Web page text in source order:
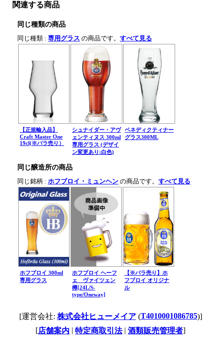
関連する商品
同じ種類の商品
同じ種類 : 専用グラス の商品です。 すべて見る
【正規輸入品】
Craft Master One
19cl(※バラ売り）
シュナイダー・アヴ
ェンティヌス 300ml
専用グラス (デザイ
ン変更あり:白色)
ベネディクティナー
グラス300ML
同じ醸造所の商品
同じ銘柄 : ホフブロイ・ミュンヘン の商品です。 すべて見る
ホフブロイ 300ml
専用グラス
ホフブロイ ヘーフ
ェ ヴァイツェン
樽[24L/S-
type/Oneway]
【※バラ売り】ホ
フブロイ オリジナ
ル
[運営会社: 株式会社ヒューメイア(T4010001086785)]
[店舗案内 | 特定商取引法| 酒類販売管理者]